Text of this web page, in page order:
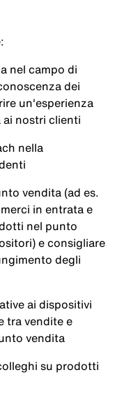
nel campo di
dei
un'esperienza
nostri clienti
nella
vendita (ad es.
in entrata e
nel punto
e consigliare
degli
ai dispositivi
tra vendite e
vendita
su prodotti